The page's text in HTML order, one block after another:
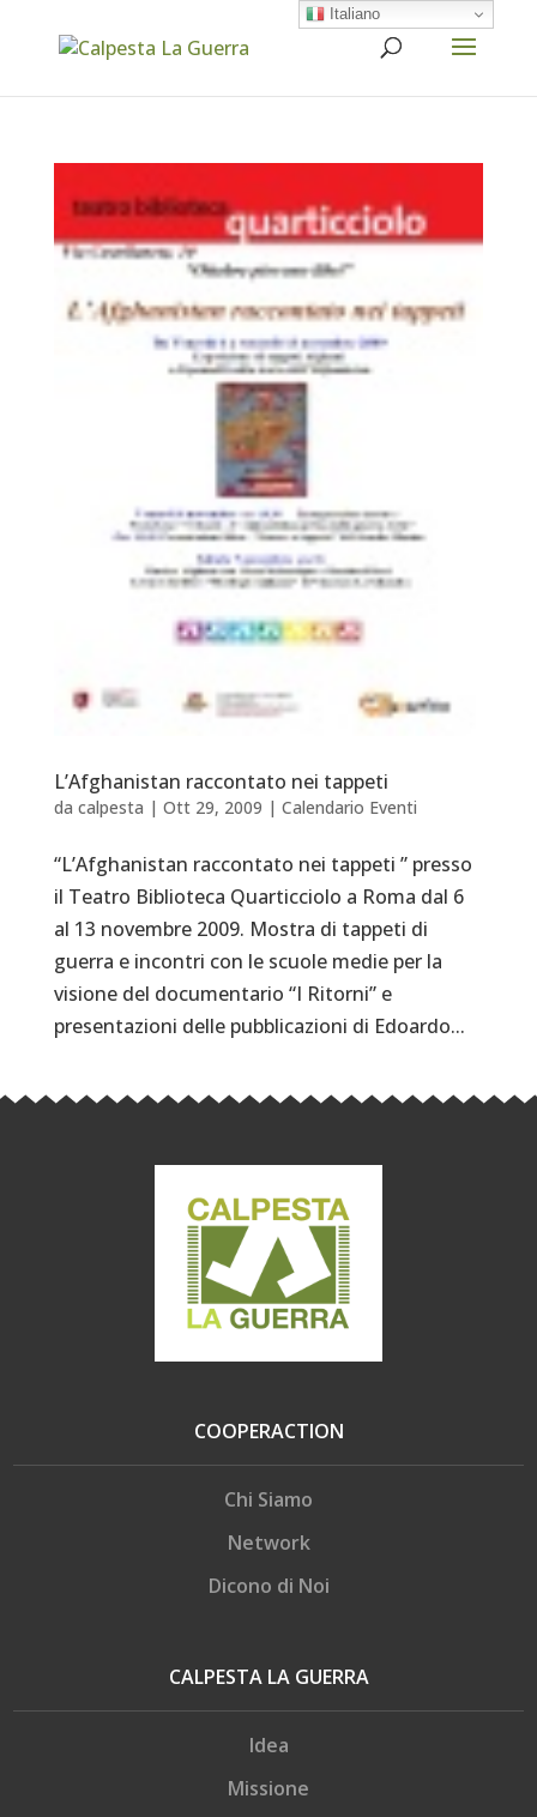
L’Afghanistan raccontato nei tappeti
da calpesta | Ott 29, 2009 | Calendario Eventi
“L’Afghanistan raccontato nei tappeti ” presso
il Teatro Biblioteca Quarticciolo a Roma dal 6
al 13 novembre 2009. Mostra di tappeti di
guerra e incontri con le scuole medie per la
visione del documentario “I Ritorni” e
presentazioni delle pubblicazioni di Edoardo...
COOPERACTION
Chi Siamo
Network
Dicono di Noi
CALPESTA LA GUERRA
Idea
Missione
Italiano